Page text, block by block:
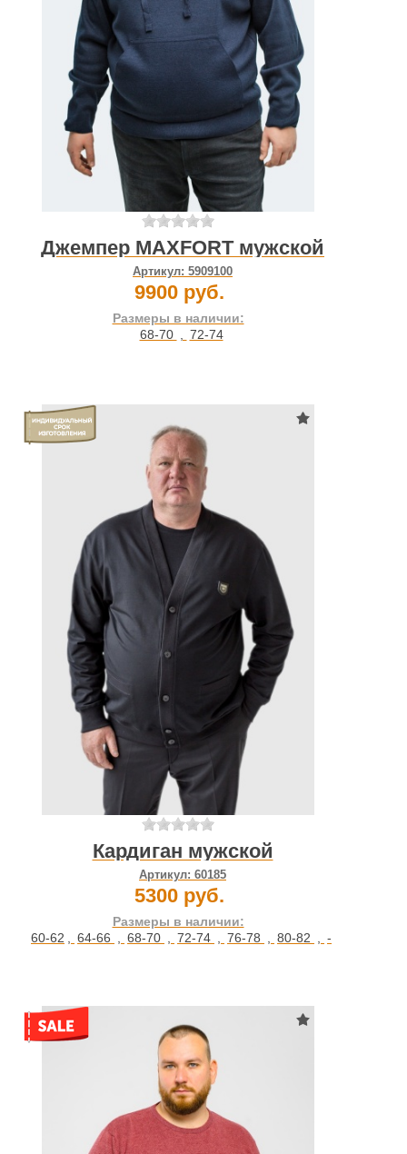
Джемпер MAXFORT мужской
Артикул: 5909100
9900 руб.
Размеры в наличии:
68-70 , 72-74
Кардиган мужской
Артикул: 60185
5300 руб.
Размеры в наличии:
60-62
64-66 68-70 72-74 76-78 80-82 -